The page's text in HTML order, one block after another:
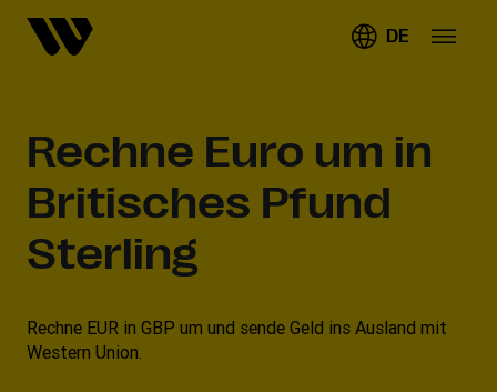
DE
Rechne Euro um in
Britisches Pfund
Sterling
Rechne EUR in GBP um und sende Geld ins Ausland mit
Western Union.